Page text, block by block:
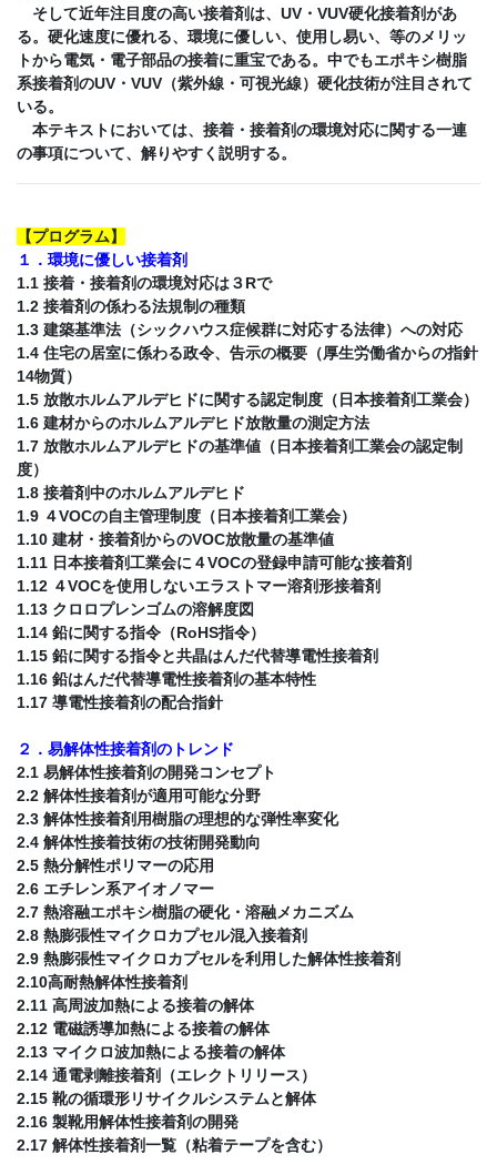
そして近年注目度の高い接着剤は、UV・VUV硬化接着剤があ
る。硬化速度に優れる、環境に優しい、使用し易い、等のメリッ
トから電気・電子部品の接着に重宝である。中でもエポキシ樹脂
系接着剤のUV・VUV（紫外線・可視光線）硬化技術が注目されて
いる。
本テキストにおいては、接着・接着剤の環境対応に関する一連
の事項について、解りやすく説明する。
【プログラム】
１．環境に優しい接着剤
1.1 接着・接着剤の環境対応は３Rで
1.2 接着剤の係わる法規制の種類
1.3 建築基準法（シックハウス症候群に対応する法律）への対応
1.4 住宅の居室に係わる政令、告示の概要（厚生労働省からの指針
14物質）
1.5 放散ホルムアルデヒドに関する認定制度（日本接着剤工業会）
1.6 建材からのホルムアルデヒド放散量の測定方法
1.7 放散ホルムアルデヒドの基準値（日本接着剤工業会の認定制
度）
1.8 接着剤中のホルムアルデヒド
1.9 ４VOCの自主管理制度（日本接着剤工業会）
1.10 建材・接着剤からのVOC放散量の基準値
1.11 日本接着剤工業会に４VOCの登録申請可能な接着剤
1.12 ４VOCを使用しないエラストマー溶剤形接着剤
1.13 クロロプレンゴムの溶解度図
1.14 鉛に関する指令（RoHS指令）
1.15 鉛に関する指令と共晶はんだ代替導電性接着剤
1.16 鉛はんだ代替導電性接着剤の基本特性
1.17 導電性接着剤の配合指針
２．易解体性接着剤のトレンド
2.1 易解体性接着剤の開発コンセプト
2.2 解体性接着剤が適用可能な分野
2.3 解体性接着剤用樹脂の理想的な弾性率変化
2.4 解体性接着技術の技術開発動向
2.5 熱分解性ポリマーの応用
2.6 エチレン系アイオノマー
2.7 熱溶融エポキシ樹脂の硬化・溶融メカニズム
2.8 熱膨張性マイクロカプセル混入接着剤
2.9 熱膨張性マイクロカプセルを利用した解体性接着剤
2.10高耐熱解体性接着剤
2.11 高周波加熱による接着の解体
2.12 電磁誘導加熱による接着の解体
2.13 マイクロ波加熱による接着の解体
2.14 通電剥離接着剤（エレクトリリース）
2.15 靴の循環形リサイクルシステムと解体
2.16 製靴用解体性接着剤の開発
2.17 解体性接着剤一覧（粘着テープを含む）